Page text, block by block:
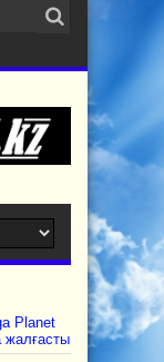
Planet
жалғасты